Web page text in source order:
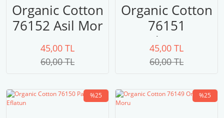
Organic Cotton
76152 Asil Mor
45,00 TL
60,00 TL
Organic Cotton
76151
Menekşe Moru
45,00 TL
60,00 TL
%25 %25